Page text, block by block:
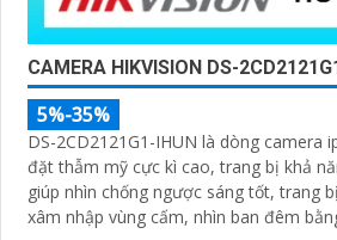
CAMERA HIKVISION DS-
5%-35%
DS-2CD2121G1-IHUN là dòng camera
đặt thẫm mỹ cực kì cao, trang bị khả
giúp nhìn chống ngược sáng tốt, trang
xâm nhập vùng cấm, nhìn ban đêm